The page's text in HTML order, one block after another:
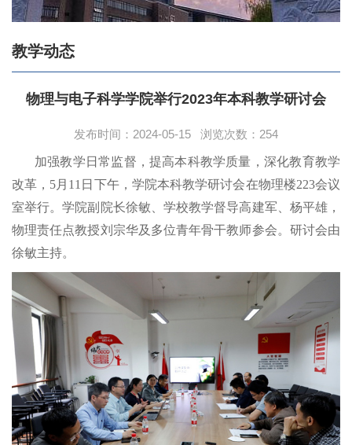
教学动态
物理与电子科学学院举行2023年本科教学研讨会
发布时间：2024-05-15 浏览次数： 254
加强教学日常监督，提高本科教学质量，深化教育教学
改革，5月11日下午，学院本科教学研讨会在物理楼223会议
室举行。学院副院长徐敏、学校教学督导高建军、杨平雄，
物理责任点教授刘宗华及多位青年骨干教师参会。研讨会由
徐敏主持。